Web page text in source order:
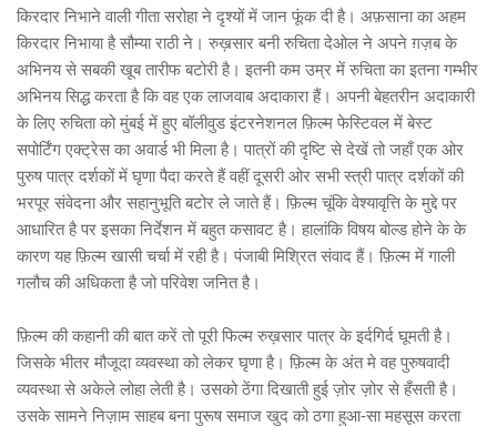
किरदार निभाने वाली गीता सरोहा ने दृश्यों में जान फूंक दी है। अफ़साना का अहम
किरदार निभाया है सौम्या राठी ने। रुख़सार बनी रुचिता देओल ने अपने ग़ज़ब के
अभिनय से सबकी खूब तारीफ बटोरी है। इतनी कम उम्र में रुचिता का इतना गम्भीर
अभिनय सिद्ध करता है कि वह एक लाजवाब अदाकारा हैं। अपनी बेहतरीन अदाकारी
के लिए रुचिता को मुंबई में हुए बॉलीवुड इंटरनेशनल फ़िल्म फेस्टिवल में बेस्ट
सपोर्टिंग एक्ट्रेस का अवार्ड भी मिला है। पात्रों की दृष्टि से देखें तो जहाँ एक ओर
पुरुष पात्र दर्शकों में घृणा पैदा करते हैं वहीं दूसरी ओर सभी स्त्री पात्र दर्शकों की
भरपूर संवेदना और सहानुभूति बटोर ले जाते हैं। फ़िल्म चूंकि वेश्यावृत्ति के मुद्दे पर
आधारित है पर इसका निर्देशन में बहुत कसावट है। हालांकि विषय बोल्ड होने के के
कारण यह फ़िल्म खासी चर्चा में रही है। पंजाबी मिश्रित संवाद हैं। फ़िल्म में गाली
गलौच की अधिकता है जो परिवेश जनित है।
फ़िल्म की कहानी की बात करें तो पूरी फिल्म रुख़सार पात्र के इर्दगिर्द घूमती है।
जिसके भीतर मौजूदा व्यवस्था को लेकर घृणा है। फ़िल्म के अंत मे वह पुरुषवादी
व्यवस्था से अकेले लोहा लेती है। उसको ठेंगा दिखाती हुई ज़ोर ज़ोर से हँसती है।
उसके सामने निज़ाम साहब बना पुरूष समाज खुद को ठगा हुआ-सा महसूस करता